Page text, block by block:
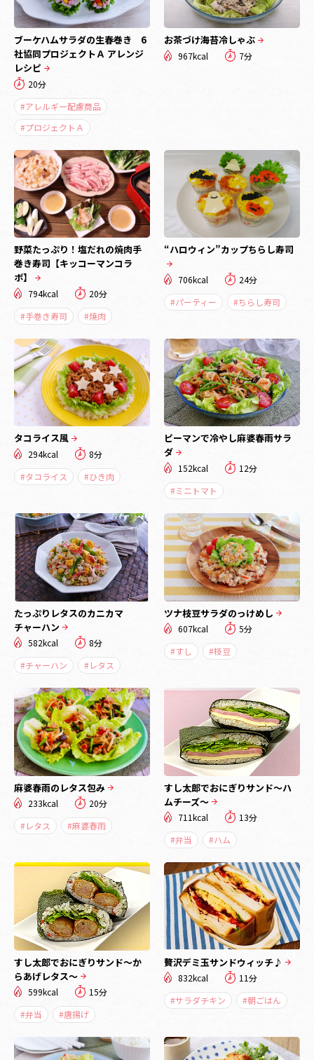
ブーケハムサラダの生春巻き 6
社協同プロジェクトＡ アレンジ
レシピ
20分
#アレルギー配慮商品
#プロジェクトＡ
お茶づけ海苔冷しゃぶ
967kcal 7分
野菜たっぷり！塩だれの焼肉手
巻き寿司【キッコーマンコラ
ボ】
794kcal
20分
#手巻き寿司
#焼肉
“ハロウィン”カップちらし寿司
706kcal
24分
#パーティー
#ちらし寿司
タコライス風
294kcal
8分
#タコライス
#ひき肉
ピーマンで冷やし麻婆春雨サラ
ダ
152kcal
12分
#ミニトマト
たっぷりレタスのカニカマ
チャーハン
582kcal
8分
#チャーハン
#レタス
ツナ枝豆サラダのっけめし
607kcal
5分
#すし
#枝豆
麻婆春雨のレタス包み
233kcal
20分
#レタス
#麻婆春雨
すし太郎でおにぎりサンド～ハ
ムチーズ～
711kcal
13分
#弁当
#ハム
すし太郎でおにぎりサンド～か
らあげレタス～
599kcal
15分
#弁当
#唐揚げ
贅沢デミ玉サンドウィッチ♪
832kcal
11分
#サラダチキン
#朝ごはん